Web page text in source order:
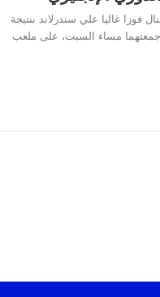
غاليا علي سندرلاند بنتيجة
جمعتهما مساء السبت، على ملعب